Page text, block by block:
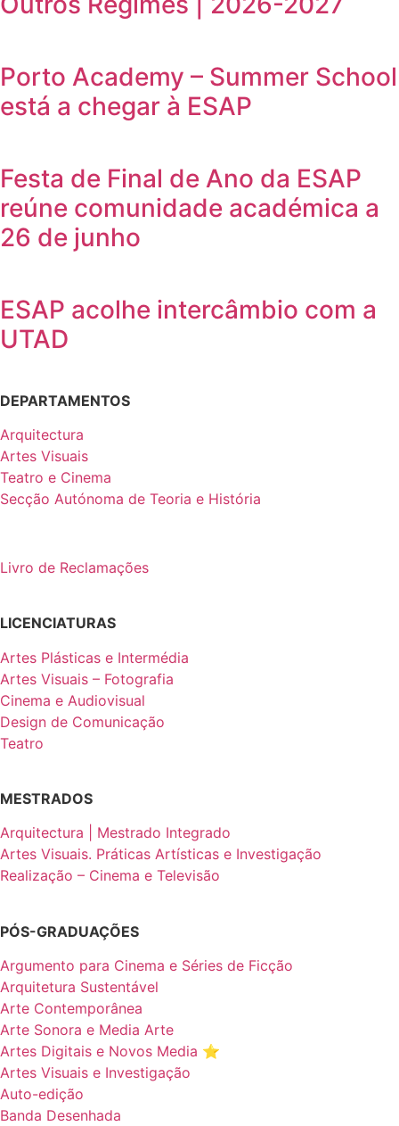
Porto Academy – Summer School
está a chegar à ESAP
Festa de Final de Ano da ESAP
reúne comunidade académica a
26 de junho
ESAP acolhe intercâmbio com a
UTAD
DEPARTAMENTOS
Arquitectura
Artes Visuais
Teatro e Cinema
Secção Autónoma de Teoria e História
Livro de Reclamações
LICENCIATURAS
Artes Plásticas e Intermédia
Artes Visuais – Fotografia
Cinema e Audiovisual
Design de Comunicação
Teatro
MESTRADOS
Arquitectura | Mestrado Integrado
Artes Visuais. Práticas Artísticas e Investigação
Realização – Cinema e Televisão
PÓS-GRADUAÇÕES
Argumento para Cinema e Séries de Ficção
Arquitetura Sustentável
Arte Contemporânea
Arte Sonora e Media Arte
Artes Digitais e Novos Media ⭐️
Artes Visuais e Investigação
Auto-edição
Banda Desenhada